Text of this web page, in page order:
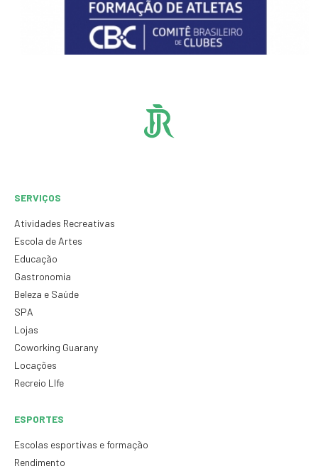
SERVIÇOS
Atividades Recreativas
Escola de Artes
Educação
Gastronomia
Beleza e Saúde
SPA
Lojas
Coworking Guarany
Locações
Recreio LIfe
ESPORTES
Escolas esportivas e formação
Rendimento